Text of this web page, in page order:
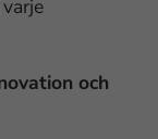
och